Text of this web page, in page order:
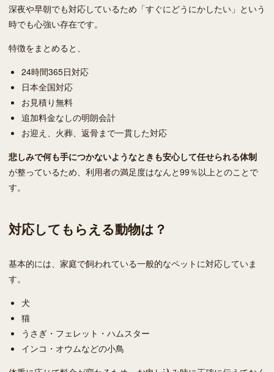
深夜や早朝でも対応しているため「すぐにどうにかしたい」という
時でも心強い存在です。
特徴をまとめると、
24時間365日対応
日本全国対応
お見積り無料
追加料金なしの明朗会計
お迎え、火葬、返骨まで一貫した対応
悲しみで何も手につかないようなときも安心して任せられる体制
が整っているため、利用者の満足度はなんと99％以上とのことで
す。
対応してもらえる動物は？
基本的には、家庭で飼われている一般的なペットに対応していま
す。
犬
猫
うさぎ・フェレット・ハムスター
インコ・オウムなどの小鳥